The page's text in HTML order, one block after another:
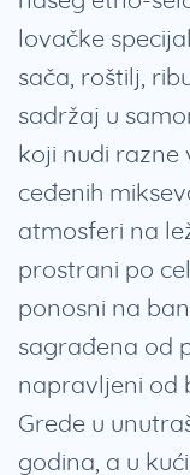
lovačke
sača, roštilj,
sadržaj u
koji nudi razne
ceđenih
atmosferi na
prostrani po
ponosni na
sagrađena od
napravljeni od
Grede u
godina, a u